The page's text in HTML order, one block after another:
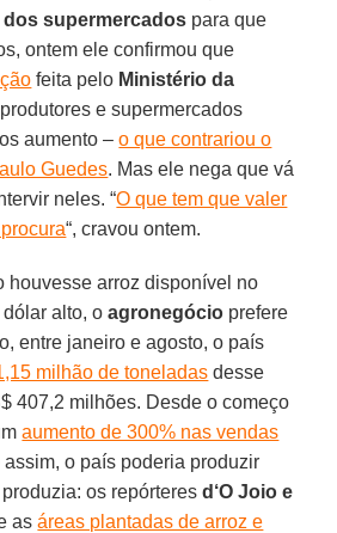
dos supermercados para que
ontem ele confirmou que
feita pelo Ministério da
e supermercados
aumento –o que contrariou o
Guedes. Mas ele nega que vá
neles. “O que tem que valer
“, cravou ontem.
houvesse arroz disponível no
dólar alto, oagronegócio prefere
entre janeiro e agosto, o país
milhão de toneladas desse
407,2 milhões. Desde o começo
aumento de 300% nas vendas
assim, o país poderia produzir
os repórteresd‘O Joio e
asáreas plantadas de arroz e